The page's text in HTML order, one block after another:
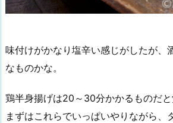
味付けがかなり塩辛い感じがしたが、
なものかな。
鶏半身揚げは20～30分かかるものだと
まずはこれらでいっぱいやりながら、